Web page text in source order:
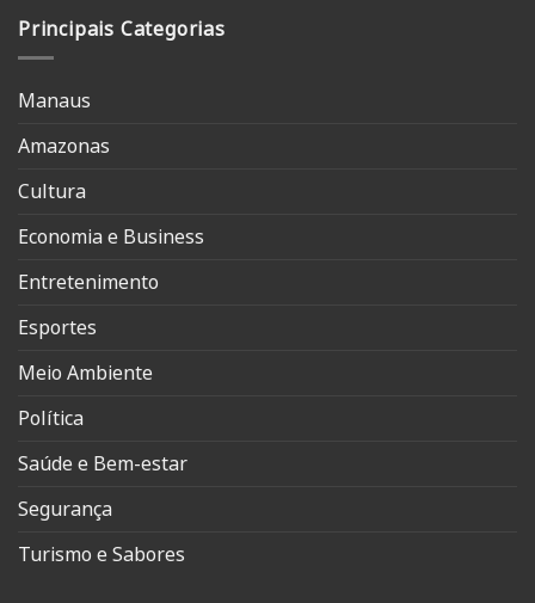
Principais Categorias
Manaus
Amazonas
Cultura
Economia e Business
Entretenimento
Esportes
Meio Ambiente
Política
Saúde e Bem-estar
Segurança
Turismo e Sabores